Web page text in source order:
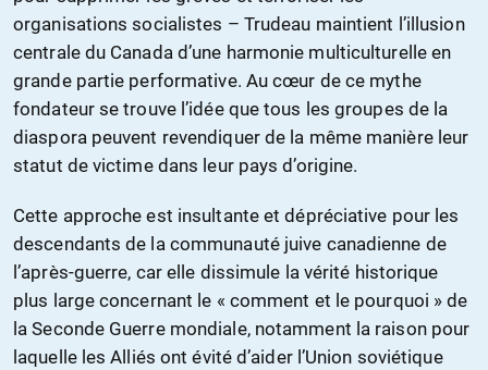
organisations socialistes – Trudeau maintient l’illusion
centrale du Canada d’une harmonie multiculturelle en
grande partie performative. Au cœur de ce mythe
fondateur se trouve l’idée que tous les groupes de la
diaspora peuvent revendiquer de la même manière leur
statut de victime dans leur pays d’origine.
Cette approche est insultante et dépréciative pour les
descendants de la communauté juive canadienne de
l’après-guerre, car elle dissimule la vérité historique
plus large concernant le « comment et le pourquoi » de
la Seconde Guerre mondiale, notamment la raison pour
laquelle les Alliés ont évité d’aider l’Union soviétique